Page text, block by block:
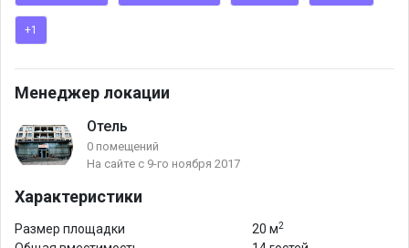
+1
Менеджер локации
Отель
0 помещений
На сайте с 9-го ноября 2017
Характеристики
Размер площадки 20 м2